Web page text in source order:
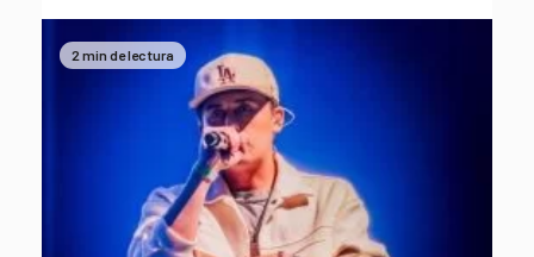
2 min de lectura